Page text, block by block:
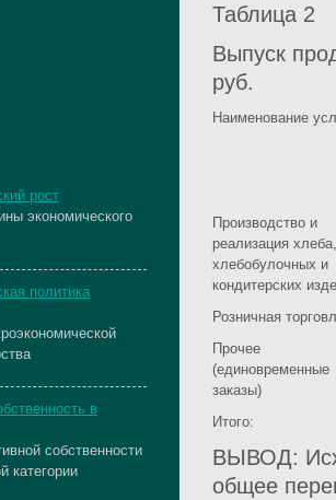
Таблица 2
Выпуск
руб.
Наименование
Производство и
реализация хлеба,
хлебобулочных и
кондитерских
Розничная
Прочее
(единовременные
заказы)
Итого:
ВЫВОД:
общее
рост
экономического
политика
в
собственности
категории